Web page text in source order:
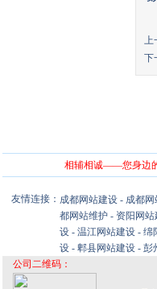
上
下
相辅相诚——您身边
友情连接： 成都网站建设 - 成都
都网站维护 - 资阳网站
设 - 温江网站建设 - 绵
设 - 郫县网站建设 - 彭
公司二维码：